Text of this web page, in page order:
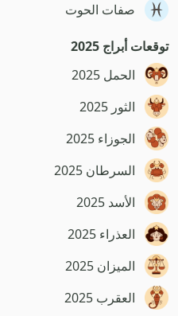
صفات الحوت
توقعات أبراج 2025
الحمل 2025
الثور 2025
الجوزاء 2025
السرطان 2025
الأسد 2025
العذراء 2025
الميزان 2025
العقرب 2025